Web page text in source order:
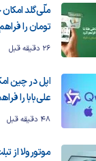
ملّی‌گلد
تومان را
26 دقیقه قبل
علی‌بابا را
48 دقیقه قبل